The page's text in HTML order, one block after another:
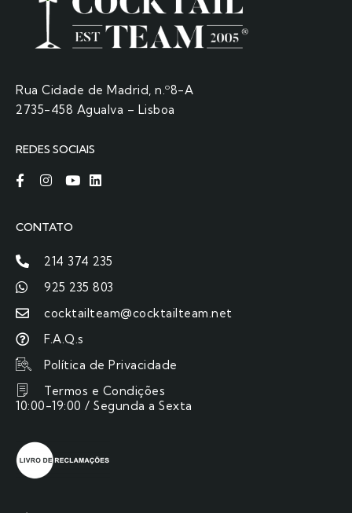
Rua Cidade de Madrid, n.º8-A
2735-458 Agualva – Lisboa
REDES SOCIAIS
CONTATO
214 374 235
925 235 803
cocktailteam@cocktailteam.net
F.A.Q.s
Política de Privacidade
Termos e Condições
10:00-19:00 / Segunda a Sexta